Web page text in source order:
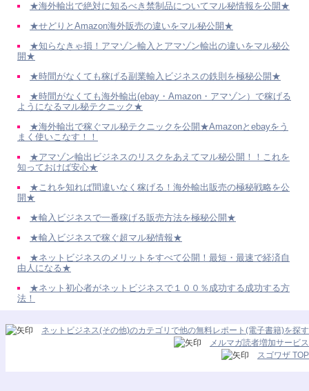
★海外輸出で絶対に知るべき禁制品についてマル秘情報を公開★
★せどりとAmazon海外販売の違いをマル秘公開★
★知らなきゃ損！アマゾン輸入とアマゾン輸出の違いをマル秘公
開★
★時間がなくても稼げる副業輸入ビジネスの鉄則を極秘公開★
★時間がなくても海外輸出(ebay・Amazon・アマゾン）で稼げる
ようになるマル秘テクニック★
★海外輸出で稼ぐマル秘テクニックを公開★Amazonとebayをう
まく使いこなす！！
★アマゾン輸出ビジネスのリスクをあえてマル秘公開！！これを
知っておけば安心★
★これを知れば間違いなく稼げる！海外輸出販売の極秘戦略を公
開★
★輸入ビジネスで一番稼げる販売方法を極秘公開★
★輸入ビジネスで稼ぐ超マル秘情報★
★ネットビジネスのメリットをすべて公開！最短・最速で経済自
由人になる★
★ネット初心者がネットビジネスで１００％成功する成功する方
法！
ネットビジネス(その他)のカテゴリで他の無料レポート(電子書籍)を探す
メルマガ読者増加サービス
スゴワザ TOP